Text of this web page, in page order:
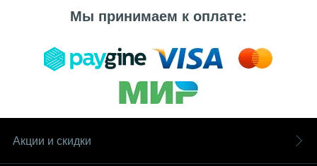
Мы принимаем к оплате:
Акции и скидки